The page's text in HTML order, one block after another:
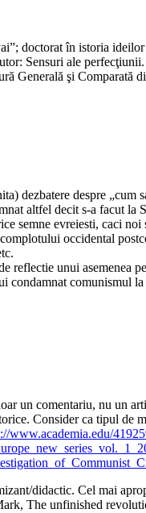
doctorat în istoria
Sensuri ale
Generală şi
dezbatere despre
altfel decit s-a facut
semne evreiesti, caci
occidental
reflectie unui asemenea
comunismul
un comentariu, nu un
Consider ca tipul
www.academia.edu/
didactic. Cel mai
The unfinished